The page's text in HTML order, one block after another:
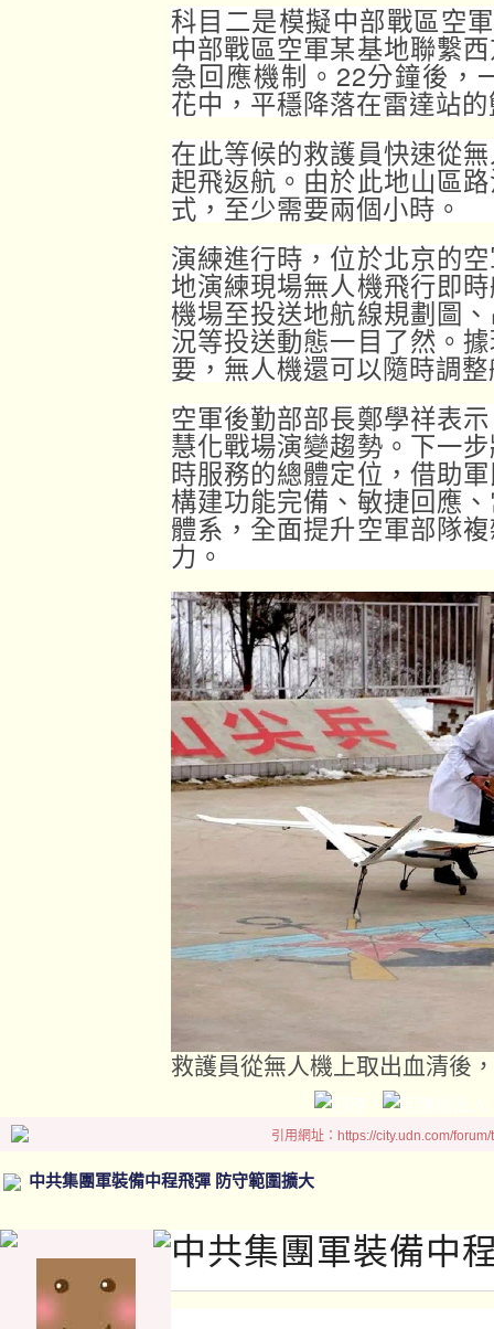
科目二是模擬中部戰區空
中部戰區空軍某基地聯繫
急回應機制。22分鐘後，
花中，平穩降落在雷達站
在此等候的救護員快速從
起飛返航。由於此地山區
式，至少需要兩個小時。
演練進行時，位於北京的
地演練現場無人機飛行即
機場至投送地航線規劃圖
況等投送動態一目了然。
要，無人機還可以隨時調
空軍後勤部部長鄭學祥表
慧化戰場演變趨勢。下一
時服務的總體定位，借助
構建功能完備、敏捷回應
體系，全面提升空軍部隊
力。
救護員從無人機上取出血清後
引用網址：https://city.udn.com/
中共集團軍裝備中程飛彈 防守範圍擴大
中共集團軍裝備中